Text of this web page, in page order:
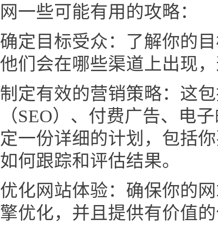
网一些可能有用的攻略：
确定目标受众：了解你的
他们会在哪些渠道上出现
制定有效的营销策略：这
（SEO）、付费广告、电
定一份详细的计划，包括
如何跟踪和评估结果。
优化网站体验：确保你的
擎优化，并且提供有价值